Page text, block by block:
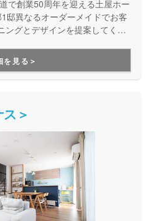
で創業50周年を迎える土屋ホー
邸異なるオーダーメイドでお客
ングとデザインを提案してくれ
を見る＞
＞